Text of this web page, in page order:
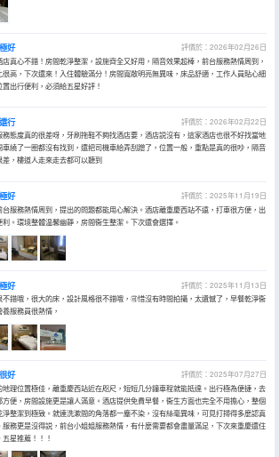
極好
評價於：2026年02月26日
店真心不錯！房間乾淨整潔，設施齊全又好用，隔音效果超棒，前台服務熱情周到，
很高，下次還來！入住體驗滿分！房間寬敞明亮無異味，床品舒適，工作人員貼心細
置出行便利，必須給五星好評！
還行
評價於：2026年02月22日
務態度真的很差呀，牙刷拖鞋不夠找酒店要，酒店説沒有，這家酒店也很不好找當地
車繞了一圈都沒有找到，還把司機車給弄刮蹭了，位置一般，重點是真的很吵，隔音
差，樓道人走來走去都可以聽到
極好
評價於：2025年11月19日
台服務熱情周到，提出的問題都能用心解決。酒店離重慶西站不遠，打車很方便，出
利。環境整體温馨幽靜，房間衞生整潔。下次還會選擇。
極好
評價於：2025年11月13日
不錯哦，很大的床，設計風格很不錯哦，🉑惜沒有時間拍攝，太遺憾了，早餐乾淨衞
養服務員很熱情，
很好
評價於：2025年07月27日
地理位置極佳，離重慶西站近在咫尺，短短几分鐘車程就能抵達。出行極為便捷，去
方便，房間設施更是讓人滿意。酒店提供免費早餐，衞生方面也完全不用擔心，整個
淨整潔到極致。就連洗漱間的角落都一塵不染，沒有絲毫異味，可見打掃得多麼認真
服務更是沒得説，前台小姐姐服務熱情，有什麼需要都會盡量滿足，下次來重慶還住
五星推薦！！！